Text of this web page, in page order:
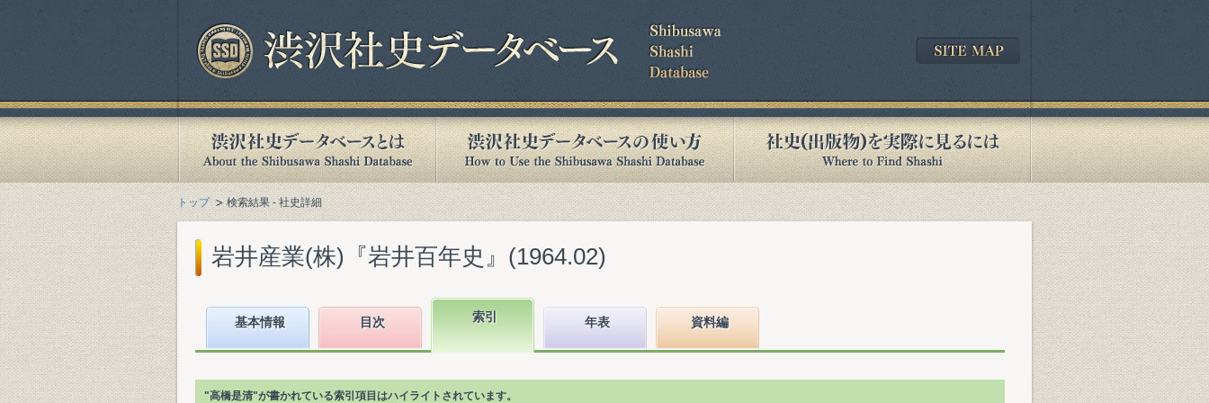
トップ 検索結果 - 社史詳細
岩井産業(株)『岩井百年史』(1964.02)
基本情報 目次 索引 年表 資料編
"高橋是清"が書かれている索引項目はハイライトされています。